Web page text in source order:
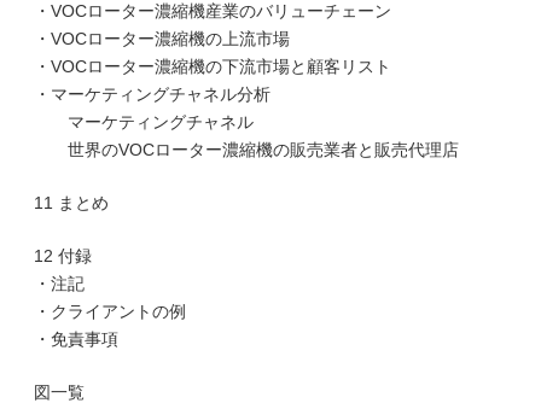
・VOCローター濃縮機産業のバリューチェーン
・VOCローター濃縮機の上流市場
・VOCローター濃縮機の下流市場と顧客リスト
・マーケティングチャネル分析
マーケティングチャネル
世界のVOCローター濃縮機の販売業者と販売代理店
11 まとめ
12 付録
・注記
・クライアントの例
・免責事項
図一覧